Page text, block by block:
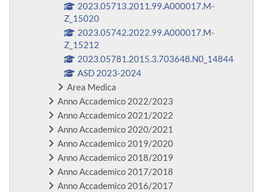
2023.05713.2011.99.A000017.M-
Z_15020
2023.05742.2022.99.A000017.M-
Z_15212
2023.05781.2015.3.703648.N0_14844
ASD 2023-2024
Area Medica
Anno Accademico 2022/2023
Anno Accademico 2021/2022
Anno Accademico 2020/2021
Anno Accademico 2019/2020
Anno Accademico 2018/2019
Anno Accademico 2017/2018
Anno Accademico 2016/2017